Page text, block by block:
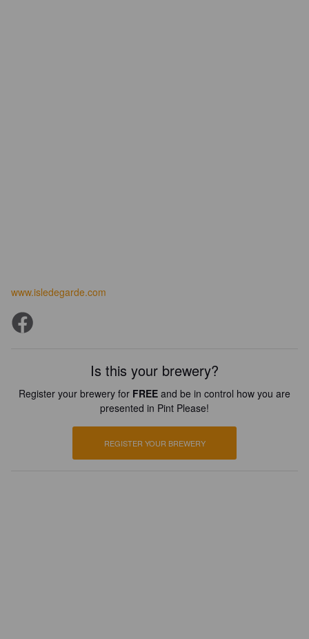
www.isledegarde.com
Is this your brewery?
Register your brewery for FREE and be in control how you are
presented in Pint Please!
REGISTER YOUR BREWERY